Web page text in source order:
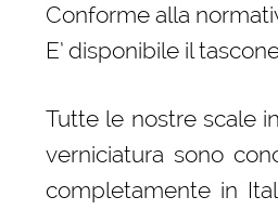
Conforme alla
E’ disponibile il
Tutte le nostre scale
verniciatura sono
completamente in